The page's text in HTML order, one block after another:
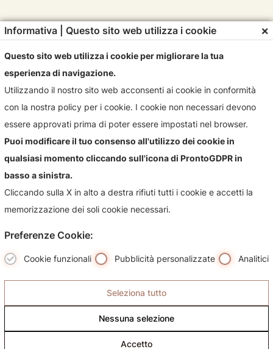
I brand
Prodotti
Servizi
Informativa | Questo sito web utilizza i cookie ×
Questo sito web utilizza i cookie per migliorare la tua
esperienza di navigazione.
Utilizzando il nostro sito web acconsenti ai cookie in conformità
con la nostra policy per i cookie. I cookie non necessari devono
essere approvati prima di poter essere impostati nel browser.
Puoi modificare il tuo consenso all'utilizzo dei cookie in
qualsiasi momento cliccando sull'icona di ProntoGDPR in
basso a sinistra.
Cliccando sulla X in alto a destra rifiuti tutti i cookie e accetti la
memorizzazione dei soli cookie necessari.
Preferenze Cookie:
Cookie funzionali Pubblicità personalizzate Analitici
Seleziona tutto
Nessuna selezione
Accetto